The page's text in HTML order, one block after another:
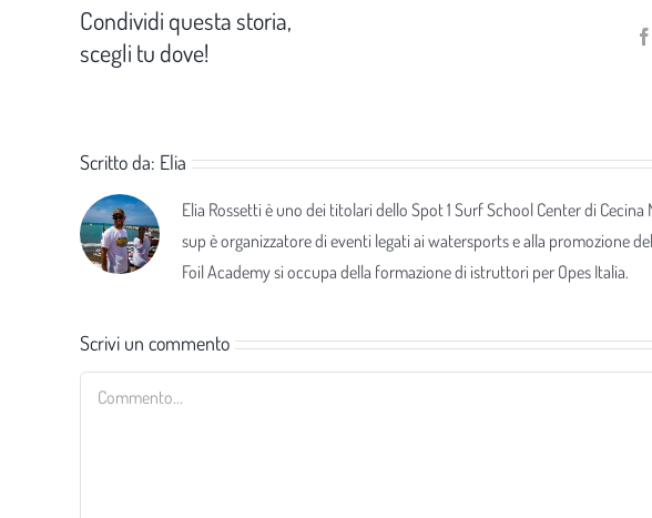
Condividi questa storia,
scegli tu dove!
Scritto da: Elia
Elia Rossetti è uno dei titolari dello Spot 1 Surf School Center di
sup è organizzatore di eventi legati ai watersports e alla promozione
Foil Academy si occupa della formazione di istruttori per Opes Italia.
Scrivi un commento
Commento